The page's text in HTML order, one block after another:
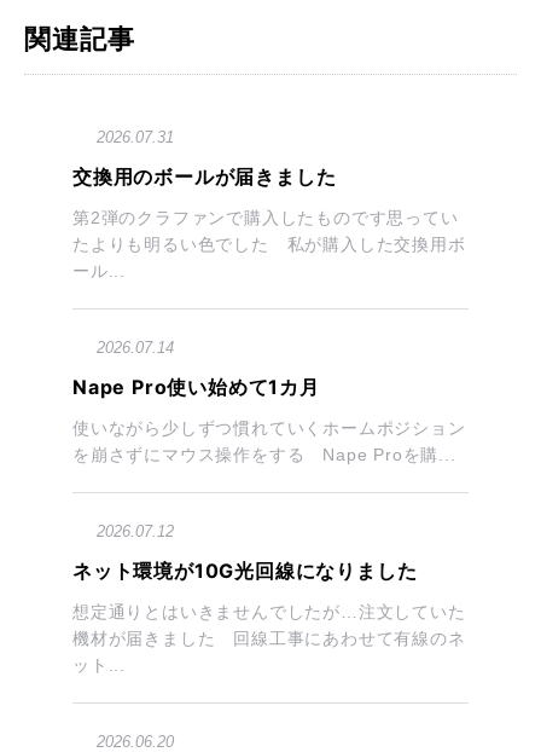
関連記事
2026.07.31
交換用のボールが届きました
第2弾のクラファンで購入したものです思ってい
たよりも明るい色でした 私が購入した交換用ボ
ール...
2026.07.14
Nape Pro使い始めて1カ月
使いながら少しずつ慣れていくホームポジション
を崩さずにマウス操作をする Nape Proを購...
2026.07.12
ネット環境が10G光回線になりました
想定通りとはいきませんでしたが…注文していた
機材が届きました 回線工事にあわせて有線のネ
ット...
2026.06.20